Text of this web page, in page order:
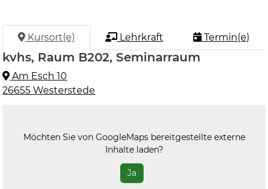
Kursort(e) Lehrkraft Termin(e)
kvhs, Raum B202, Seminarraum
Am Esch 10
26655 Westerstede
Möchten Sie von GoogleMapsbereitgestellte externe
Inhalte laden?
Ja